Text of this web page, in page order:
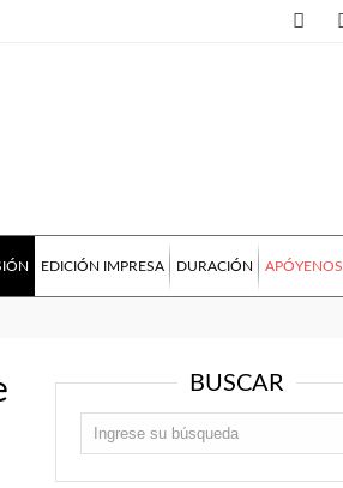
EDICIÓN IMPRESA DURACIÓN APÓYENOS
BUSCAR